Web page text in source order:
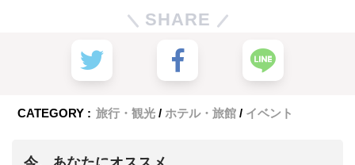
SHARE
CATEGORY : 旅行・観光 ホテル・旅館 イベント